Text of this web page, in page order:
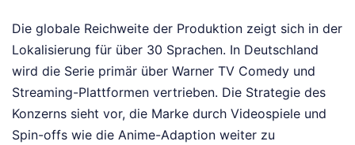
Die globale Reichweite der Produktion zeigt sich in der
Lokalisierung für über 30 Sprachen. In Deutschland
wird die Serie primär über Warner TV Comedy und
Streaming-Plattformen vertrieben. Die Strategie des
Konzerns sieht vor, die Marke durch Videospiele und
Spin-offs wie die Anime-Adaption weiter zu